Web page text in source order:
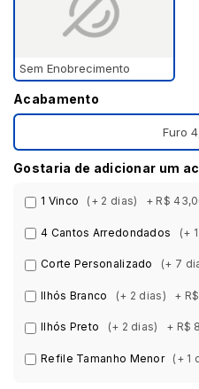
Sem Enobrecimento
Acabamento
Furo
Gostaria de adicionar um
1 Vinco (+ 2 dias) + R$
4 Cantos Arredondados (+
Corte Personalizado (+ 7
Ilhós Branco (+ 2 dias) +
Ilhós Preto (+ 2 dias) + R$
Refile Tamanho Menor (+ 1